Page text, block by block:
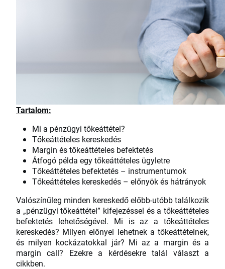
Tartalom:
Mi a pénzügyi tőkeáttétel?
Tőkeáttételes kereskedés
Margin és tőkeáttételes befektetés
Átfogó példa egy tőkeáttételes ügyletre
Tőkeáttételes befektetés – instrumentumok
Tőkeáttételes kereskedés – előnyök és hátrányok
Valószínűleg minden kereskedő előbb-utóbb találkozik
a „pénzügyi tőkeáttétel” kifejezéssel és a tőkeáttételes
befektetés lehetőségével. Mi is az a tőkeáttételes
kereskedés? Milyen előnyei lehetnek a tőkeáttételnek,
és milyen kockázatokkal jár? Mi az a margin és a
margin call? Ezekre a kérdésekre talál választ a
cikkben.